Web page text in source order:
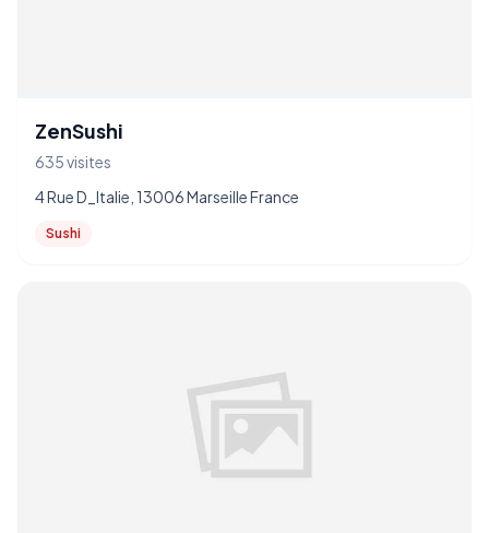
ZenSushi
635 visites
4 Rue D_Italie, 13006 Marseille France
Sushi